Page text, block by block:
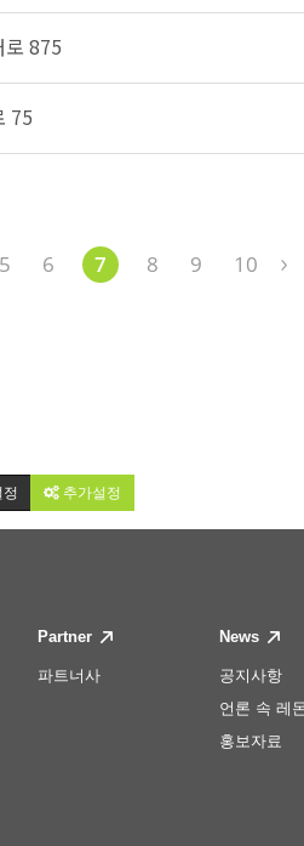
로 875
75
5 6 7 8 9 10
추가설정
Partner
파트너사
News
공지사항
언론 속 레
홍보자료